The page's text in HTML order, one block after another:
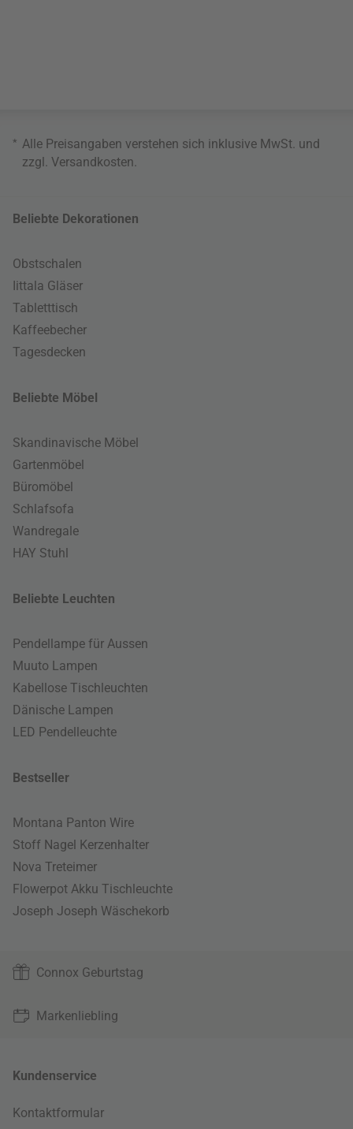
* Alle Preisangaben verstehen sich inklusive MwSt. und
zzgl. Versandkosten
Beliebte Dekorationen
Obstschalen
Iittala Gläser
Tabletttisch
Kaffeebecher
Tagesdecken
Beliebte Möbel
Skandinavische Möbel
Gartenmöbel
Büromöbel
Schlafsofa
Wandregale
HAY Stuhl
Beliebte Leuchten
Pendellampe für Aussen
Muuto Lampen
Kabellose Tischleuchten
Dänische Lampen
LED Pendelleuchte
Bestseller
Montana Panton Wire
Stoff Nagel Kerzenhalter
Nova Treteimer
Flowerpot Akku Tischleuchte
Joseph Joseph Wäschekorb
Connox Geburtstag
Markenliebling
Kundenservice
Kontaktformular